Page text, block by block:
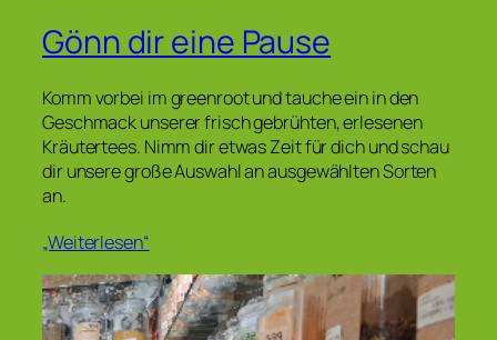
Gönn dir eine Pause
Komm vorbei im greenroot und tauche ein in den
Geschmack unserer frisch gebrühten, erlesenen
Kräutertees. Nimm dir etwas Zeit für dich und schau
dir unsere große Auswahl an ausgewählten Sorten
an.
„Weiterlesen“